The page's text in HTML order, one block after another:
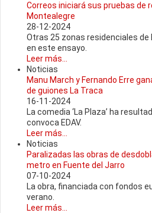
Correos iniciará sus pruebas de
Montealegre
28-12-2024
Otras 25 zonas residenciales
en este ensayo.
Leer más...
Noticias
Manu March y Fernando Erre
de guiones La Traca
16-11-2024
La comedia ‘La Plaza’ ha
convoca EDAV.
Leer más...
Noticias
Paralizadas las obras de
metro en Fuente del Jarro
07-10-2024
La obra, financiada con fondos
verano.
Leer más...